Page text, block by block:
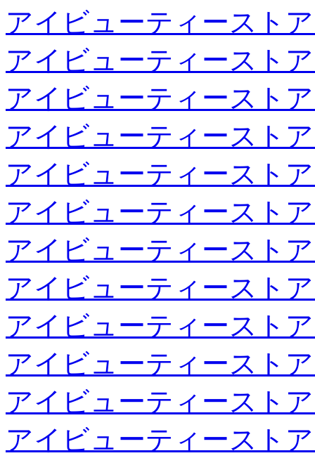
アイビューティースト
アイビューティースト
アイビューティースト
アイビューティースト
アイビューティースト
アイビューティースト
アイビューティースト
アイビューティースト
アイビューティースト
アイビューティースト
アイビューティースト
アイビューティースト